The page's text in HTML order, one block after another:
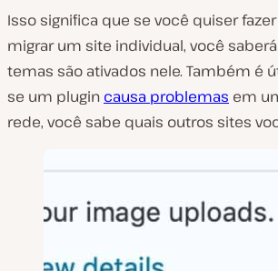
Isso significa que se você quiser
migrar um site individual, você
temas são ativados nele. Também é
se um plugin causa problemas em
rede, você sabe quais outros sites